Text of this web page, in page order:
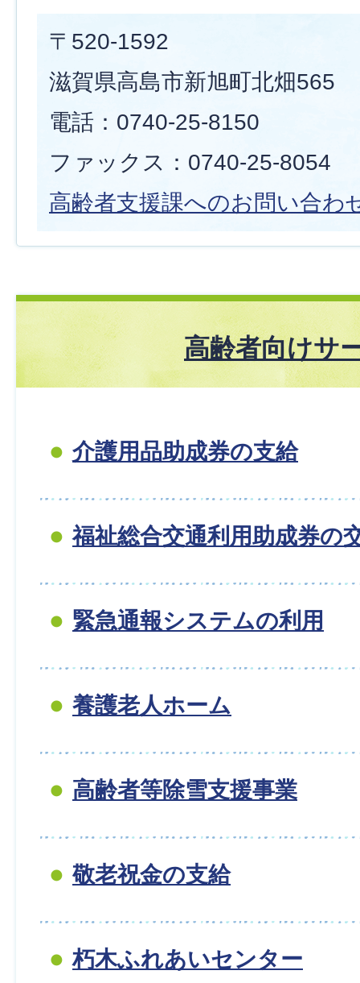
〒520-1592
滋賀県高島市新旭町北畑565
電話：0740-25-8150
ファックス：0740-25-8054
高齢者支援課へのお問い合わ
高齢者向けサ
介護用品助成券の支給
福祉総合交通利用助成券の
緊急通報システムの利用
養護老人ホーム
高齢者等除雪支援事業
敬老祝金の支給
朽木ふれあいセンター